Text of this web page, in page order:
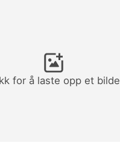
Se alle maler
for å laste opp et bilde